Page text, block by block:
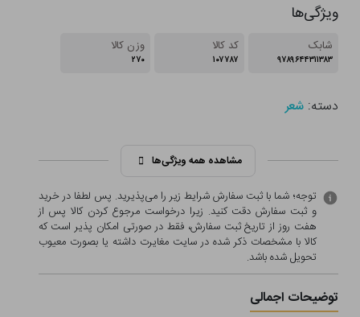
ویژگی‌ها
شابک
۹۷۸۹۶۴۴۳۱۱۳۸۳
کد کالا
۱۰۷۷۸۷
وزن کالا
۲۷۰
دسته:شعر
مشاهده همه ویژگی‌ها
توجه؛ شما با ثبت سفارش شرایط زیر را می‌پذیرید. پس لطفا در خرید
و ثبت سفارش دقت کنید. زیرا درخواست مرجوع کردن کالا پس از
هفت روز از تاریخ ثبت سفارش، فقط در صورتی امکان پذیر است که
کالا با مشخصات ذکر شده در سایت مغایرت داشته یا بصورت معيوب
تحویل شده باشد.
توضیحات اجمالی